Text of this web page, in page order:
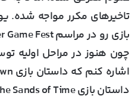
تاخیرهای مکرر مواجه شده.
چون هنوز در مراحل اولیه
داستان بازی Prince of Persia: The Sands of Time نداره.